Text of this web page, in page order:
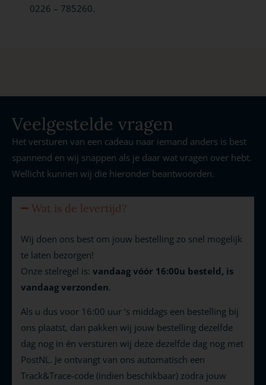
0226 – 785260.
Veelgestelde vragen
Het versturen van een cadeau naar iemand anders is best
spannend en wij snappen als je daar wat vragen over hebt.
Wellicht kunnen wij die hieronder beantwoorden.
Wat is de levertijd?
Wij doen ons best om jouw bestelling zo snel mogelijk
te laten bezorgen!
Onze stelregel is: vandaag vóór 16:00u besteld, is
vandaag verzonden.
Als u dus voor 16:00 uur ‘s middags een bestelling bij
ons plaatst, dan pakken wij jouw bestelling dezelfde
dag nog in én versturen wij deze dezelfde dag nog met
PostNL. Je ontvangt van ons automatisch een
Track&Trace-code (indien beschikbaar) zodra jouw